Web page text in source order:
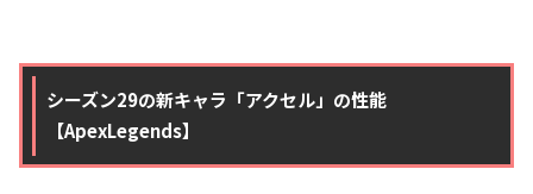
シーズン29の新キャラ「アクセル」の性能
【ApexLegends】